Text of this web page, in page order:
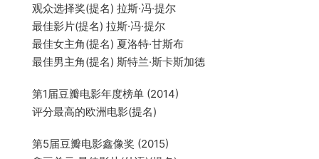
观众选择奖(提名) 拉斯·冯·提尔
最佳影片(提名) 拉斯·冯·提尔
最佳女主角(提名) 夏洛特·甘斯布
最佳男主角(提名) 斯特兰·斯卡斯加德
第1届豆瓣电影年度榜单 (2014)
评分最高的欧洲电影(提名)
第5届豆瓣电影鑫像奖 (2015)